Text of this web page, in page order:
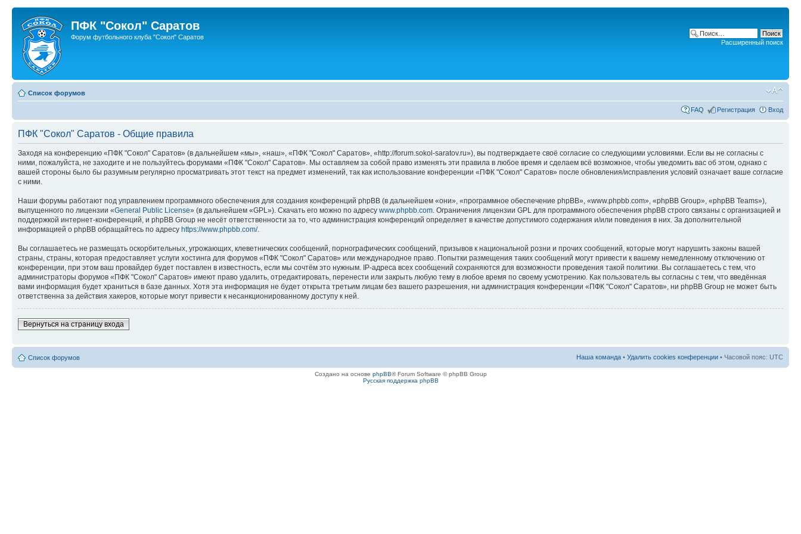
ПФК "Сокол" Саратов
Форум футбольного клуба "Сокол" Саратов
Расширенный поиск
Список форумов
FAQ Регистрация Вход
ПФК "Сокол" Саратов - Общие правила
Заходя на конференцию «ПФК "Сокол" Саратов» (в дальнейшем «мы», «наш», «ПФК "Сокол" Саратов», «http://forum.sokol-saratov.ru»), вы подтверждаете своё согласие со следующими условиями. Если вы не согласны с
ними, пожалуйста, не заходите и не пользуйтесь форумами «ПФК "Сокол" Саратов». Мы оставляем за собой право изменять эти правила в любое время и сделаем всё возможное, чтобы уведомить вас об этом, однако с
вашей стороны было бы разумным регулярно просматривать этот текст на предмет изменений, так как использование конференции «ПФК "Сокол" Саратов» после обновления/исправления условий означает ваше согласие
с ними.
Наши форумы работают под управлением программного обеспечения для создания конференций phpBB (в дальнейшем «они», «программное обеспечение phpBB», «www.phpbb.com», «phpBB Group», «phpBB Teams»),
выпущенного по лицензии «General Public License» (в дальнейшем «GPL»). Скачать его можно по адресу www.phpbb.com. Ограничения лицензии GPL для программного обеспечения phpBB строго связаны с организацией и
поддержкой интернет-конференций, и phpBB Group не несёт ответственности за то, что администрация конференций определяет в качестве допустимого содержания и/или поведения в них. За дополнительной
информацией о phpBB обращайтесь по адресу https://www.phpbb.com/.
Вы соглашаетесь не размещать оскорбительных, угрожающих, клеветнических сообщений, порнографических сообщений, призывов к национальной розни и прочих сообщений, которые могут нарушить законы вашей
страны, страны, которая предоставляет услуги хостинга для форумов «ПФК "Сокол" Саратов» или международное право. Попытки размещения таких сообщений могут привести к вашему немедленному отключению от
конференции, при этом ваш провайдер будет поставлен в известность, если мы сочтём это нужным. IP-адреса всех сообщений сохраняются для возможности проведения такой политики. Вы соглашаетесь с тем, что
администраторы форумов «ПФК "Сокол" Саратов» имеют право удалить, отредактировать, перенести или закрыть любую тему в любое время по своему усмотрению. Как пользователь вы согласны с тем, что введённая
вами информация будет храниться в базе данных. Хотя эта информация не будет открыта третьим лицам без вашего разрешения, ни администрация конференции «ПФК "Сокол" Саратов», ни phpBB Group не может быть
ответственна за действия хакеров, которые могут привести к несанкционированному доступу к ней.
Вернуться на страницу входа
Список форумов Наша команда • Удалить cookies конференции • Часовой пояс: UTC
Создано на основе phpBB® Forum Software © phpBB Group
Русская поддержка phpBB